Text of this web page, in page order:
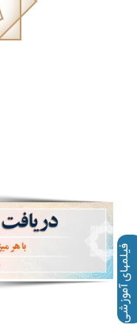
فیلمهای آموزشی